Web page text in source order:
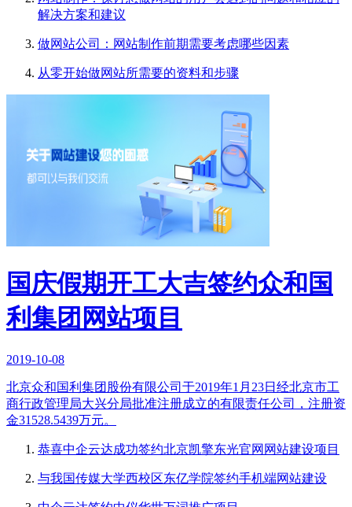
解决方案和建议
做网站公司：网站制作前期需要考虑哪些因素
从零开始做网站所需要的资料和步骤
国庆假期开工大吉签约众和国
利集团网站项目
2019-10-08
北京众和国利集团股份有限公司于2019年1月23日经北京市工
商行政管理局大兴分局批准注册成立的有限责任公司，注册资
金31528.5439万元。
恭喜中企云达成功签约北京凯擎东光官网网站建设项目
与我国传媒大学西校区东亿学院签约手机端网站建设